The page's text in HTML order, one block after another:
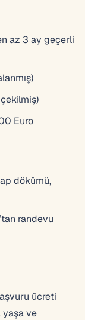
az 3 ay geçerli
Euro
dökümü,
randevu
ücreti
yaşa ve